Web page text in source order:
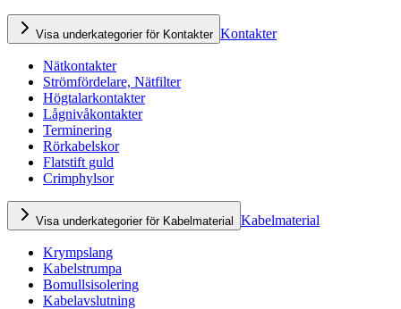
Visa underkategorier för Kontakter Kontakter
Nätkontakter
Strömfördelare, Nätfilter
Högtalarkontakter
Lågnivåkontakter
Terminering
Rörkabelskor
Flatstift guld
Crimphylsor
Visa underkategorier för Kabelmaterial Kabelmaterial
Krympslang
Kabelstrumpa
Bomullsisolering
Kabelavslutning